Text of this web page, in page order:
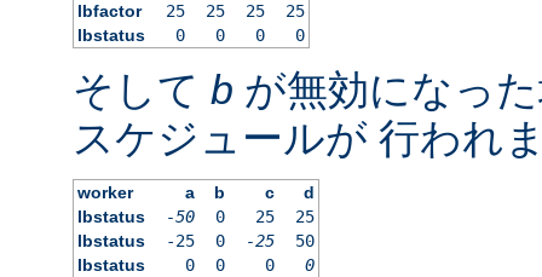
lbfactor
25 25 25
25
lbstatus
0 0 0 0
そして b が無効になっ
スケジュールが 行われ
worker a b c
d
lbstatus
-50 0 25
25
lbstatus
-25 0 -25
50
lbstatus
0 0 0
0